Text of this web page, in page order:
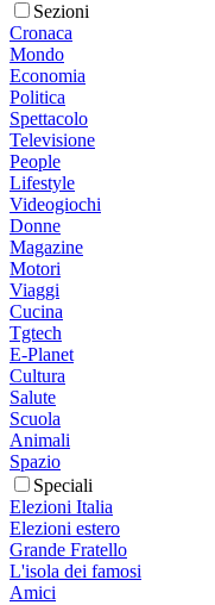
Sezioni
Cronaca
Mondo
Economia
Politica
Spettacolo
Televisione
People
Lifestyle
Videogiochi
Donne
Magazine
Motori
Viaggi
Cucina
Tgtech
E-Planet
Cultura
Salute
Scuola
Animali
Spazio
Speciali
Elezioni Italia
Elezioni estero
Grande Fratello
L'isola dei famosi
Amici